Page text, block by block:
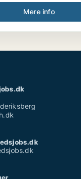
Mere info